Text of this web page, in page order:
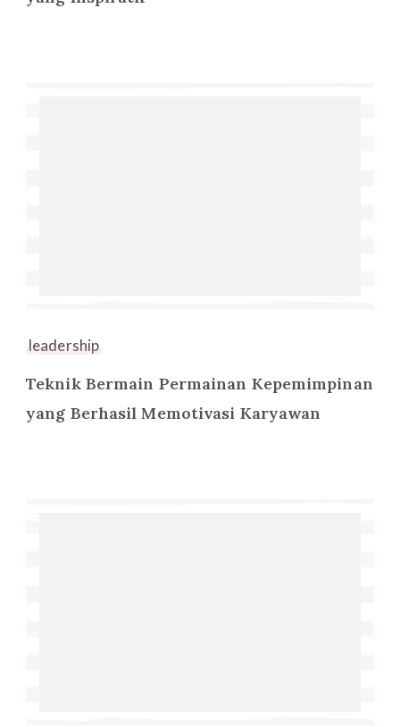
leadership
Teknik Bermain Permainan Kepemimpinan
yang Berhasil Memotivasi Karyawan